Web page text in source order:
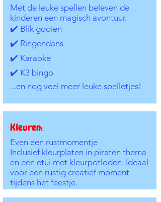
Met de leuke spellen beleven de
kinderen een magisch avontuur.
✔️ Blik gooien
✔️ Ringendans
✔️ Karaoke
✔️ K3 bingo
...en nog veel meer leuke spelletjes!
Kleuren:
Even een rustmomentje
Inclusief kleurplaten in piraten thema
en een etui met kleurpotloden. Ideaal
voor een rustig creatief moment
tijdens het feestje.